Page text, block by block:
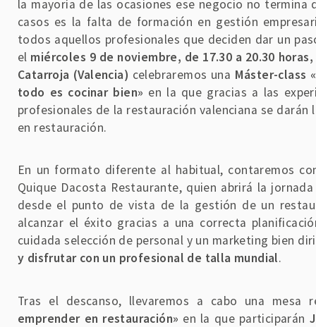
la mayoría de las ocasiones ese negocio no
casos es la falta de formación en gestión
todos aquellos profesionales que deciden dar un
el miércoles 9 de noviembre, de 17.30 a 20.30
Catarroja (Valencia) celebraremos una Máster-class
todo es cocinar bien» en la que gracias a las
profesionales de la restauración valenciana se
en restauración.
En un formato diferente al habitual, contaremos
Quique Dacosta Restaurante, quien abrirá la
desde el punto de vista de la gestión de un
alcanzar el éxito gracias a una correcta
cuidada selección de personal y un marketing bien
y disfrutar con un profesional de talla mundial.
Tras el descanso, llevaremos a cabo una mesa
emprender en restauración» en la que participarán